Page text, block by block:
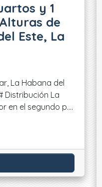
y 1
de
Este, La
La Habana del
Distribución La
en el segundo p....